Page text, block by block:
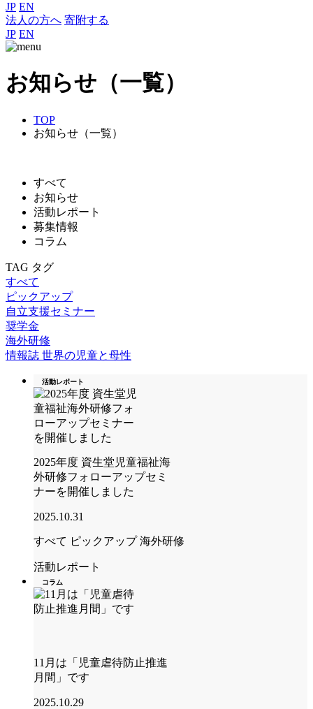
JP EN
法人の方へ 寄附する
JP EN
お知らせ（一覧）
TOP
お知らせ（一覧）
すべて
お知らせ
活動レポート
募集情報
コラム
TAG タグ
すべて
ピックアップ
自立支援セミナー
奨学金
海外研修
情報誌 世界の児童と母性
活動レポート
2025年度 資生堂児童福祉海
外研修フォローアップセミ
ナーを開催しました
2025.10.31
すべて ピックアップ 海外研修
活動レポート
コラム
11月は「児童虐待防止推進
月間」です
2025.10.29